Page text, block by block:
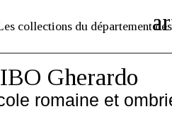
collections du département des
Gherardo
romaine et